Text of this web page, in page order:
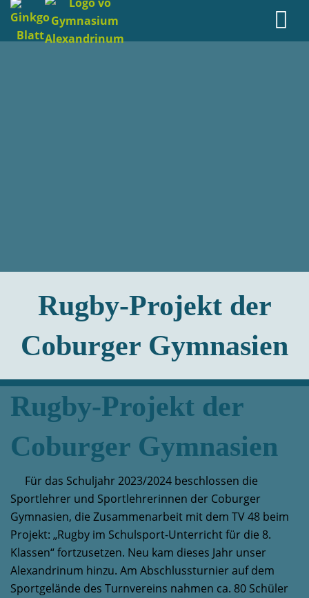
Rugby-Projekt der
Coburger Gymnasien
Rugby-Projekt der
Coburger Gymnasien
Für das Schuljahr 2023/2024 beschlossen die
Sportlehrer und Sportlehrerinnen der Coburger
Gymnasien, die Zusammenarbeit mit dem TV 48 beim
Projekt: „Rugby im Schulsport-Unterricht für die 8.
Klassen“ fortzusetzen. Neu kam dieses Jahr unser
Alexandrinum hinzu. Am Abschlussturnier auf dem
Sportgelände des Turnvereins nahmen ca. 80 Schüler